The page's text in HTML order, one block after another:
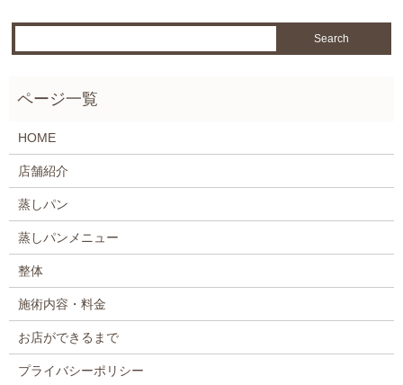
HOME
店舗紹介
蒸しパン
蒸しパンメニュー
整体
施術内容・料金
お店ができるまで
プライバシーポリシー